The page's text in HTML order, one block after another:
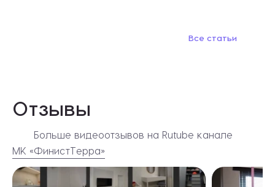
Все статьи
Отзывы
Больше видеоотзывов на Rutube канале
МК «ФинистТерра»
Видеоотзывы